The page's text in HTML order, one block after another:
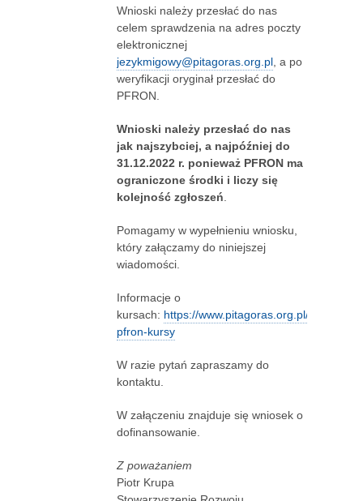
Wnioski należy przesłać do nas
celem sprawdzenia na adres poczty
elektronicznej
jezykmigowy@pitagoras.org.pl , a po
weryfikacji oryginał przesłać do
PFRON.
Wnioski należy przesłać do nas
jak najszybciej, a najpóźniej do
31.12.2022 r. ponieważ PFRON ma
ograniczone środki i liczy się
kolejność zgłoszeń
Pomagamy w wypełnieniu wniosku,
który załączamy do niniejszej
wiadomości.
Informacje o
kursach: https://www.pitagoras.org.pl/wniosek-
pfron-kursy
W razie pytań zapraszamy do
kontaktu.
W załączeniu znajduje się wniosek o
dofinansowanie.
Z poważaniem
Piotr Krupa